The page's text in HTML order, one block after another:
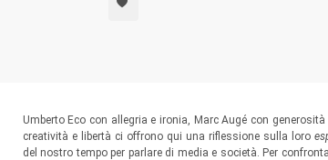
Umberto Eco con allegria e ironia, Marc Augé con
creatività e libertà ci offrono qui una riflessione sulla loro
del nostro tempo per parlare di media e società. Per